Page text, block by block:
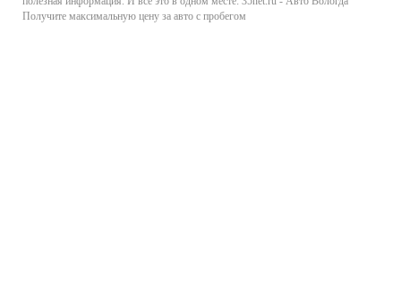
Получите максимальную цену за авто с пробегом